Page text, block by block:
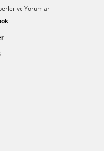
ve Yorumlar